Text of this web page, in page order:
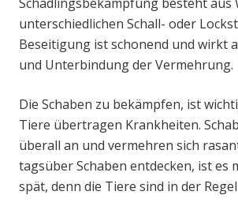
unterschiedlichen Schall- oder
Beseitigung ist schonend und wirkt
und Unterbindung der Vermehrung.
Die Schaben zu bekämpfen, ist
Tiere übertragen Krankheiten.
überall an und vermehren sich
tagsüber Schaben entdecken, ist es
spät, denn die Tiere sind in der